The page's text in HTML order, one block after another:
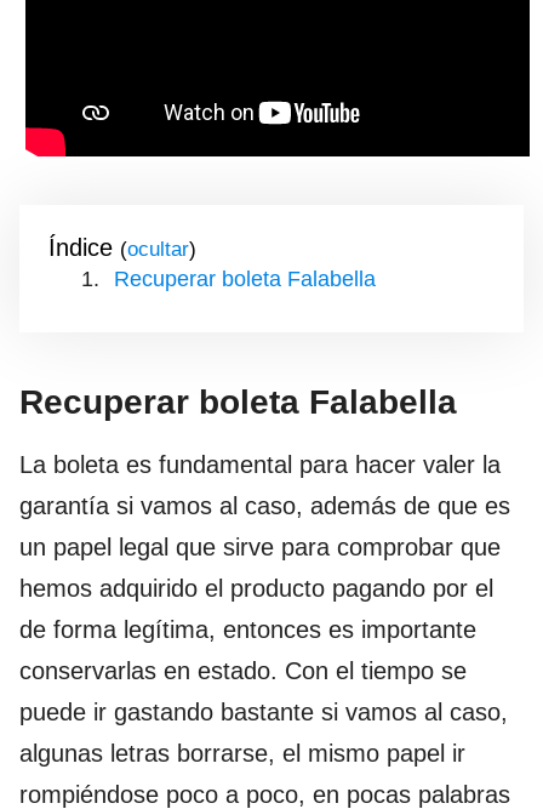
Índice ( )
Recuperar boleta Falabella
Recuperar boleta Falabella
La boleta es fundamental para hacer valer la
garantía si vamos al caso, además de que es
un papel legal que sirve para comprobar que
hemos adquirido el producto pagando por el
de forma legítima, entonces es importante
conservarlas en estado. Con el tiempo se
puede ir gastando bastante si vamos al caso,
algunas letras borrarse, el mismo papel ir
rompiéndose poco a poco, en pocas palabras